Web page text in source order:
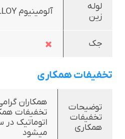
لوله
زین
آلومینیوم ALLOY
جک
تخفیفات همکاری
توضیحات
تخفیفات
همکاری
همکاران
تخفیفات
اتوماتیک در
میشود